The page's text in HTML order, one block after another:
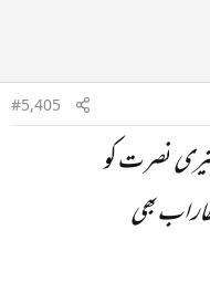
#5,405
نصرت کو
اب بھی